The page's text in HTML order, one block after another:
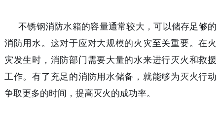
不锈钢消防水箱的容量通常较大，可以储存足够的
消防用水。这对于应对大规模的火灾至关重要。在火
灾发生时，消防部门需要大量的水来进行灭火和救援
工作。有了充足的消防用水储备，就能够为灭火行动
争取更多的时间，提高灭火的成功率。